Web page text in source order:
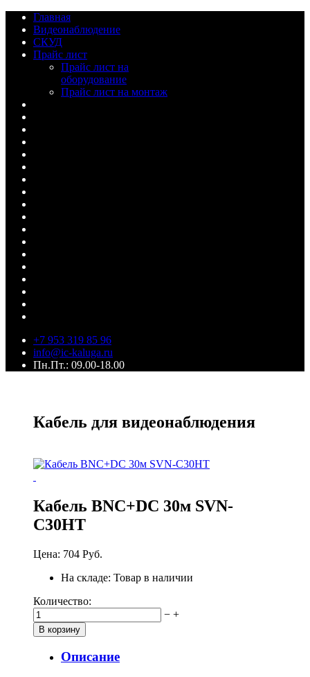
Главная
Видеонаблюдение
СКУД
Прайс лист
Прайс лист на
оборудование
Прайс лист на монтаж
+7 953 319 85 96
info@ic-kaluga.ru
Пн.Пт.: 09.00-18.00
Кабель для видеонаблюдения
Кабель BNC+DC 30м SVN-
C30HT
Цена: 704 Руб.
На складе: Товар в наличии
Количество:
− +
Описание